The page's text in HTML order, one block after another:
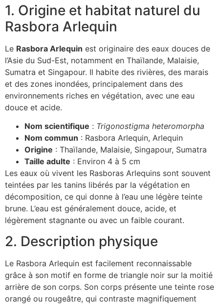
1. Origine et habitat naturel du
Rasbora Arlequin
Le Rasbora Arlequin est originaire des eaux douces de
l’Asie du Sud-Est, notamment en Thaïlande, Malaisie,
Sumatra et Singapour. Il habite des rivières, des marais
et des zones inondées, principalement dans des
environnements riches en végétation, avec une eau
douce et acide.
Nom scientifique : Trigonostigma heteromorpha
Nom commun : Rasbora Arlequin, Arlequin
Origine : Thaïlande, Malaisie, Singapour, Sumatra
Taille adulte : Environ 4 à 5 cm
Les eaux où vivent les Rasboras Arlequins sont souvent
teintées par les tanins libérés par la végétation en
décomposition, ce qui donne à l’eau une légère teinte
brune. L’eau est généralement douce, acide, et
légèrement stagnante ou avec un faible courant.
2. Description physique
Le Rasbora Arlequin est facilement reconnaissable
grâce à son motif en forme de triangle noir sur la moitié
arrière de son corps. Son corps présente une teinte rose
orangé ou rougeâtre, qui contraste magnifiquement